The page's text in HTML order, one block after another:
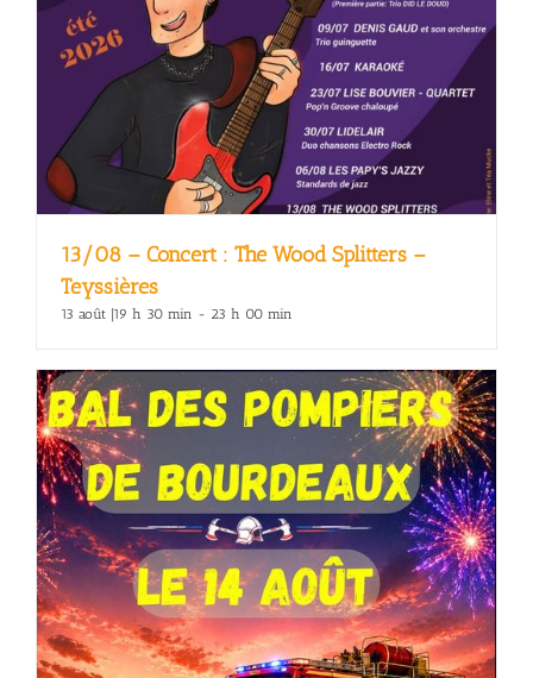
13/08 – Concert : The Wood Splitters –
Teyssières
13 août |19 h 30 min - 23 h 00 min